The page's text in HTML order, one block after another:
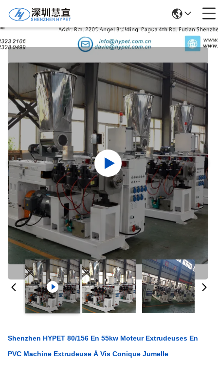
Détails Des Produits
Shenzhen HYPET 80/156 En 55kw Moteur Extrudeuses En
PVC Machine Extrudeuse À Vis Conique Jumelle